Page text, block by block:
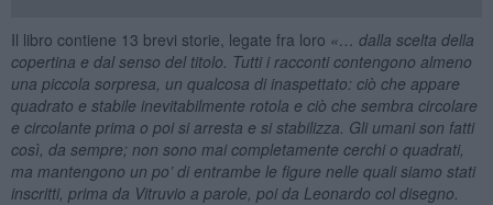
Il libro contiene 13 brevi storie, legate fra loro «… dalla scelta della
copertina e dal senso del titolo. Tutti i racconti contengono almeno
una piccola sorpresa, un qualcosa di inaspettato: ciò che appare
quadrato e stabile inevitabilmente rotola e ciò che sembra circolare
e circolante prima o poi si arresta e si stabilizza. Gli umani son fatti
così, da sempre; non sono mai completamente cerchi o quadrati,
ma mantengono un po’ di entrambe le figure nelle quali siamo stati
inscritti, prima da Vitruvio a parole, poi da Leonardo col disegno.